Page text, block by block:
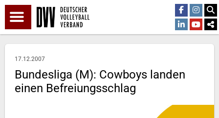
17.12.2007
Bundesliga (M): Cowboys landen
einen Befreiungsschlag